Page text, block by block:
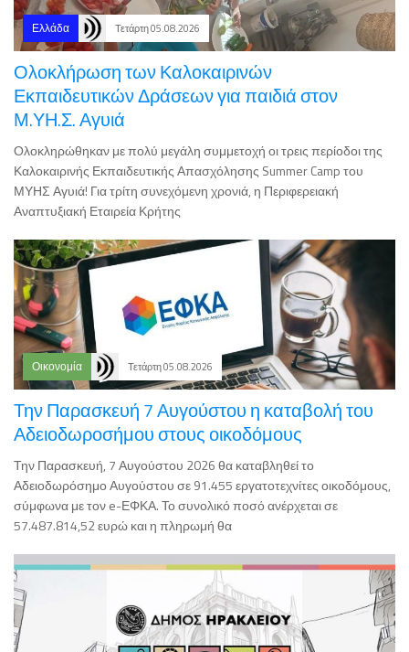
Ολοκλήρωση των Καλοκαιρινών
Εκπαιδευτικών Δράσεων για παιδιά στον
Μ.ΥΗ.Σ. Αγυιά
Ολοκληρώθηκαν με πολύ μεγάλη συμμετοχή οι τρεις περίοδοι της
Καλοκαιρινής Εκπαιδευτικής Απασχόλησης Summer Camp του
ΜΥΗΣ Αγυιά! Για τρίτη συνεχόμενη χρονιά, η Περιφερειακή
Αναπτυξιακή Εταιρεία Κρήτης
Οικονομία Τετάρτη 05.08.2026
Την Παρασκευή 7 Αυγούστου η καταβολή του
Αδειοδωροσήμου στους οικοδόμους
Την Παρασκευή, 7 Αυγούστου 2026 θα καταβληθεί το
Αδειοδωρόσημο Αυγούστου σε 91.455 εργατοτεχνίτες οικοδόμους,
σύμφωνα με τον e-ΕΦΚΑ. Το συνολικό ποσό ανέρχεται σε
57.487.814,52 ευρώ και η πληρωμή θα
Τετάρτη 05.08.2026